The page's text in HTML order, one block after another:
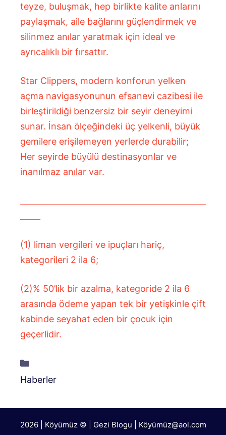
teyze, buluşmak, hep birlikte kalite anlarını
paylaşmak, aile bağlarını güçlendirmek ve
silinmez anılar yaratmak için ideal ve
ayrıcalıklı bir fırsattır.
Star Clippers, modern konforun yelken
açma navigasyonunun efsanevi cazibesi ile
birleştirildiği benzersiz bir seyir deneyimi
sunar. İnsan ölçeğindeki üç yelkenli, büyük
gemilere erişilemeyen yerlerde durabilir;
Her seyirde büyülü destinasyonlar ve
inanılmaz anılar var.
(1) liman vergileri ve ipuçları hariç,
kategorileri 2 ila 6;
(2)% 50’lik bir azalma, kategoride 2 ila 6
arasında ödeme yapan tek bir yetişkinle çift
kabinde seyahat eden bir çocuk için
geçerlidir.
Haberler
2026 | Köyümüz © | Gezi Blogu | Köyümüz@aol.com